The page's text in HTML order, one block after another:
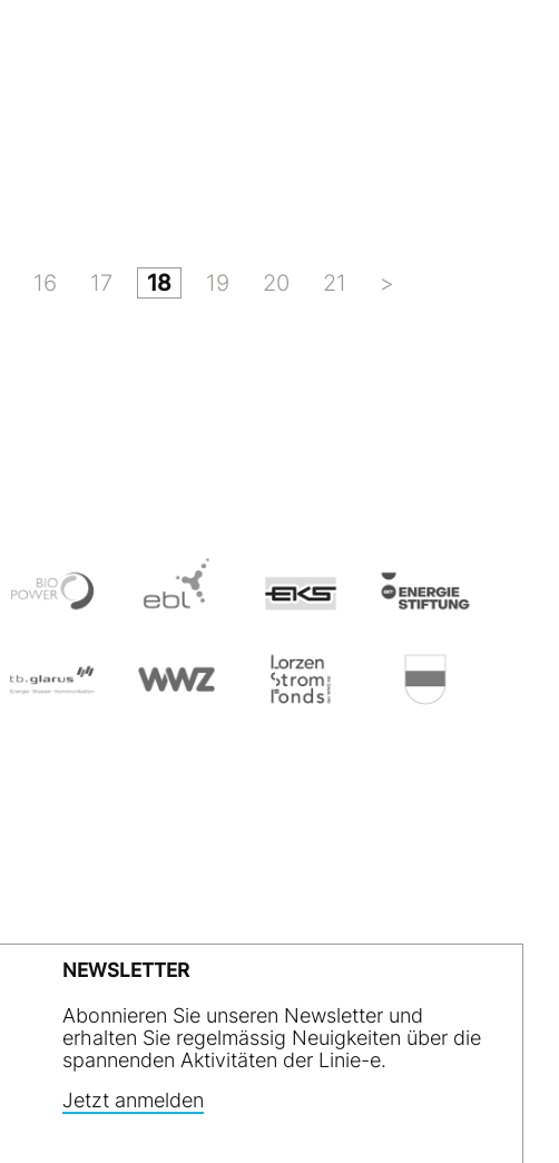
16 17 18 19 20 21 >
NEWSLETTER
Abonnieren Sie unseren Newsletter und
erhalten Sie regelmässig Neuigkeiten über die
spannenden Aktivitäten der Linie-e.
Jetzt anmelden